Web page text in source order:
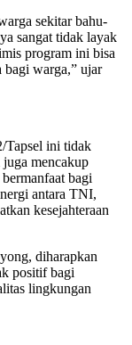
sekitar bahu-
sangat tidak layak
program ini bisa
bagi warga,” ujar
Tapsel ini tidak
mencakup
bagi
antara TNI,
kesejahteraan
diharapkan
positif bagi
lingkungan